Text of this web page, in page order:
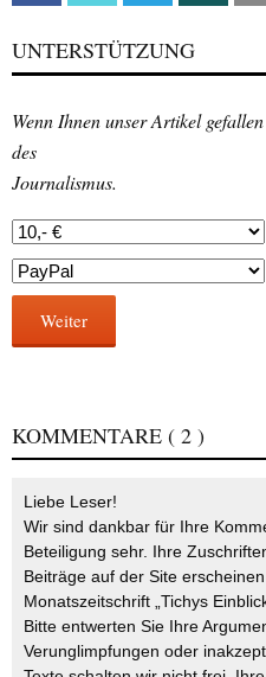
UNTERSTÜTZUNG
Wenn Ihnen unser Artikel
des
Journalismus.
Weiter
KOMMENTARE ( 2 )
Liebe Leser!
Wir sind dankbar für Ihre
Beteiligung sehr. Ihre
Beiträge auf der Site
Monatszeitschrift „Tichys
Bitte entwerten Sie Ihre
Verunglimpfungen oder